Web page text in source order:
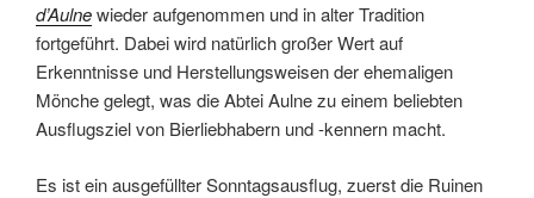
d’Aulnewieder aufgenommen und in alter Tradition
fortgeführt. Dabei wird natürlich großer Wert auf
Erkenntnisse und Herstellungsweisen der ehemaligen
Mönche gelegt, was die Abtei Aulne zu einem beliebten
Ausflugsziel von Bierliebhabern und -kennern macht.
Es ist ein ausgefüllter Sonntagsausflug, zuerst die Ruinen